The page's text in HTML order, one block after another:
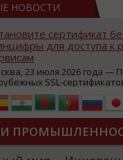
НОВОСТИ
сертификат
для доступа к
23 июля 2026 года —
SSL-
могут некорректно
браузерах
Edge и др.), а
ресурсы уже
недоступности и
из-за отзывов